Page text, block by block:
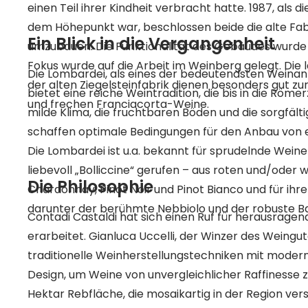
einen Teil ihrer Kindheit verbracht hatte. 1987, als
dem Höhepunkt war, beschlossen beide die alte
umzubauen. Die Funktionalität des Gebäudes
Fokus wurde auf die Arbeit im Weinberg gelegt. Die
der alten Ziegelsteinfabrik dienen besonders gut
und frechen Franciacorta-Weine.
Ein Blick in die Vergangenheit
Die Lombardei, als eines der bedeutendsten
bietet eine reiche Weintradition, die bis in die
milde Klima, die fruchtbaren Böden und die
schaffen optimale Bedingungen für den Anbau von
Die Lombardei ist u.a. bekannt für sprudelnde
liebevoll „Bolliccine“ gerufen – aus roten und/oder
Chardonnay, Pinot Noir und Pinot Bianco und für
darunter der berühmte Nebbiolo und der robuste
Die Philosophie
Contadi Castaldi hat sich einen Ruf für
erarbeitet. Gianluca Uccelli, der Winzer des
traditionelle Weinherstellungstechniken mit
Design, um Weine von unvergleichlicher Raffinesse
Hektar Rebfläche, die mosaikartig in der Region